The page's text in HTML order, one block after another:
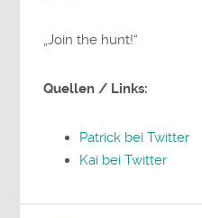
„Join the hunt!“
Quellen / Links:
Patrick bei Twitter
Kai bei Twitter